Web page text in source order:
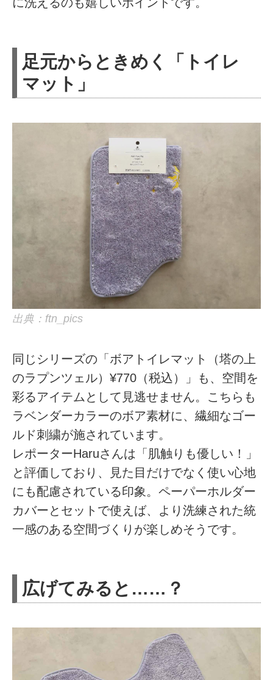
足元からときめく「トイレ
マット」
出典：ftn_pics
同じシリーズの「ボアトイレマット（塔の上
のラプンツェル）¥770（税込）」も、空間を
彩るアイテムとして見逃せません。こちらも
ラベンダーカラーのボア素材に、繊細なゴー
ルド刺繍が施されています。
レポーターHaruさんは「肌触りも優しい！」
と評価しており、見た目だけでなく使い心地
にも配慮されている印象。ペーパーホルダー
カバーとセットで使えば、より洗練された統
一感のある空間づくりが楽しめそうです。
広げてみると……？